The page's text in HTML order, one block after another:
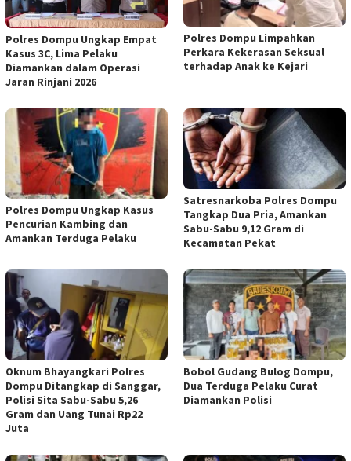
Polres Dompu Ungkap Empat
Kasus 3C, Lima Pelaku
Diamankan dalam Operasi
Jaran Rinjani 2026
Polres Dompu Limpahkan
Perkara Kekerasan Seksual
terhadap Anak ke Kejari
Polres Dompu Ungkap Kasus
Pencurian Kambing dan
Amankan Terduga Pelaku
Satresnarkoba Polres Dompu
Tangkap Dua Pria, Amankan
Sabu-Sabu 9,12 Gram di
Kecamatan Pekat
Oknum Bhayangkari Polres
Dompu Ditangkap di Sanggar,
Polisi Sita Sabu-Sabu 5,26
Gram dan Uang Tunai Rp22
Juta
Bobol Gudang Bulog Dompu,
Dua Terduga Pelaku Curat
Diamankan Polisi